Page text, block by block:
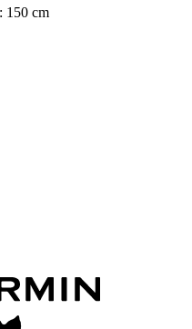
150 cm